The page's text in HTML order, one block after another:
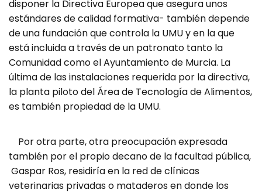
disponer la Directiva Europea que asegura unos
estándares de calidad formativa- también depende
de una fundación que controla la UMU y en la que
está incluida a través de un patronato tanto la
Comunidad como el Ayuntamiento de Murcia. La
última de las instalaciones requerida por la directiva,
la planta piloto del Área de Tecnología de Alimentos,
es también propiedad de la UMU.
Por otra parte, otra preocupación expresada
también por el propio decano de la facultad pública,
Gaspar Ros, residiría en la red de clínicas
veterinarias privadas o mataderos en donde los